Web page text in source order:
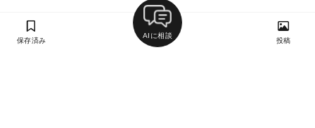
保存済み
AIに相談
投稿